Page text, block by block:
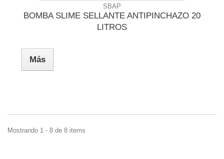
SBAP
BOMBA SLIME SELLANTE ANTIPINCHAZO 20
LITROS
Más
Mostrando 1 - 8 de 8 items